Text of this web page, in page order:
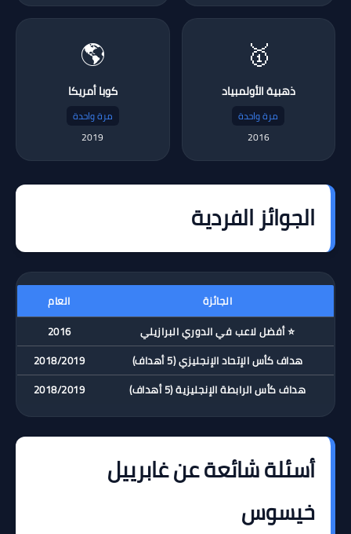
🥇
ذهبية الأولمبياد
مرة واحدة
2016
🌎
كوبا أمريكا
مرة واحدة
2019
الجوائز الفردية
الجائزة
العام
⭐ أفضل لاعب في الدوري البرازيلي
2016
هداف كأس الإتحاد الإنجليزي (5 أهداف)
2018/2019
هداف كأس الرابطة الإنجليزية (5 أهداف)
2018/2019
أسئلة شائعة عن غابرييل
خيسوس